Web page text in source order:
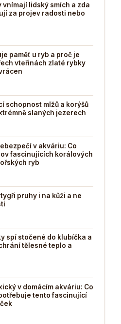
vnímají lidský smích a zda
za projev radosti nebo
paměť u ryb a proč je
vteřinách zlaté rybky
schopnost mlžů a korýšů
slaných jezerech
v akváriu: Co
fascinujících korálových
ryb
pruhy i na kůži a ne
spí stočené do klubíčka a
tělesné teplo a
v domácím akváriu: Co
tento fascinující